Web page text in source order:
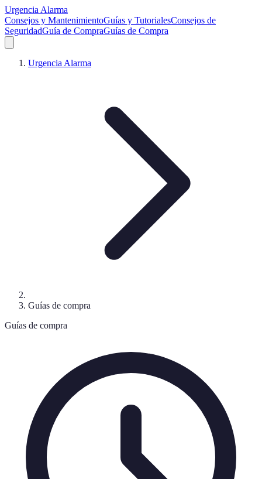
Urgencia Alarma
Consejos y MantenimientoGuías y TutorialesConsejos de
SeguridadGuía de CompraGuías de Compra
Urgencia Alarma
Guías de compra
Guías de compra